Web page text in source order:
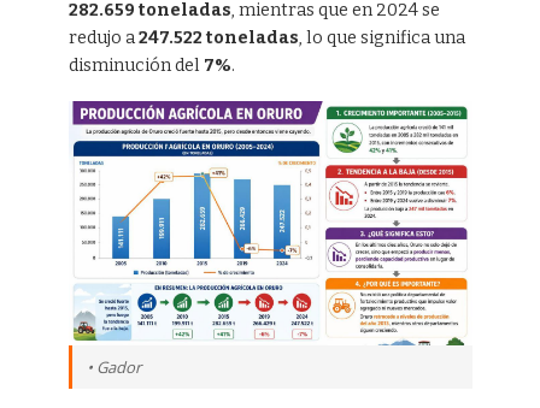
282.659 toneladas, mientras que en 2024 se
redujo a247.522 toneladas, lo que significa una
disminución del 7%.
• Gador